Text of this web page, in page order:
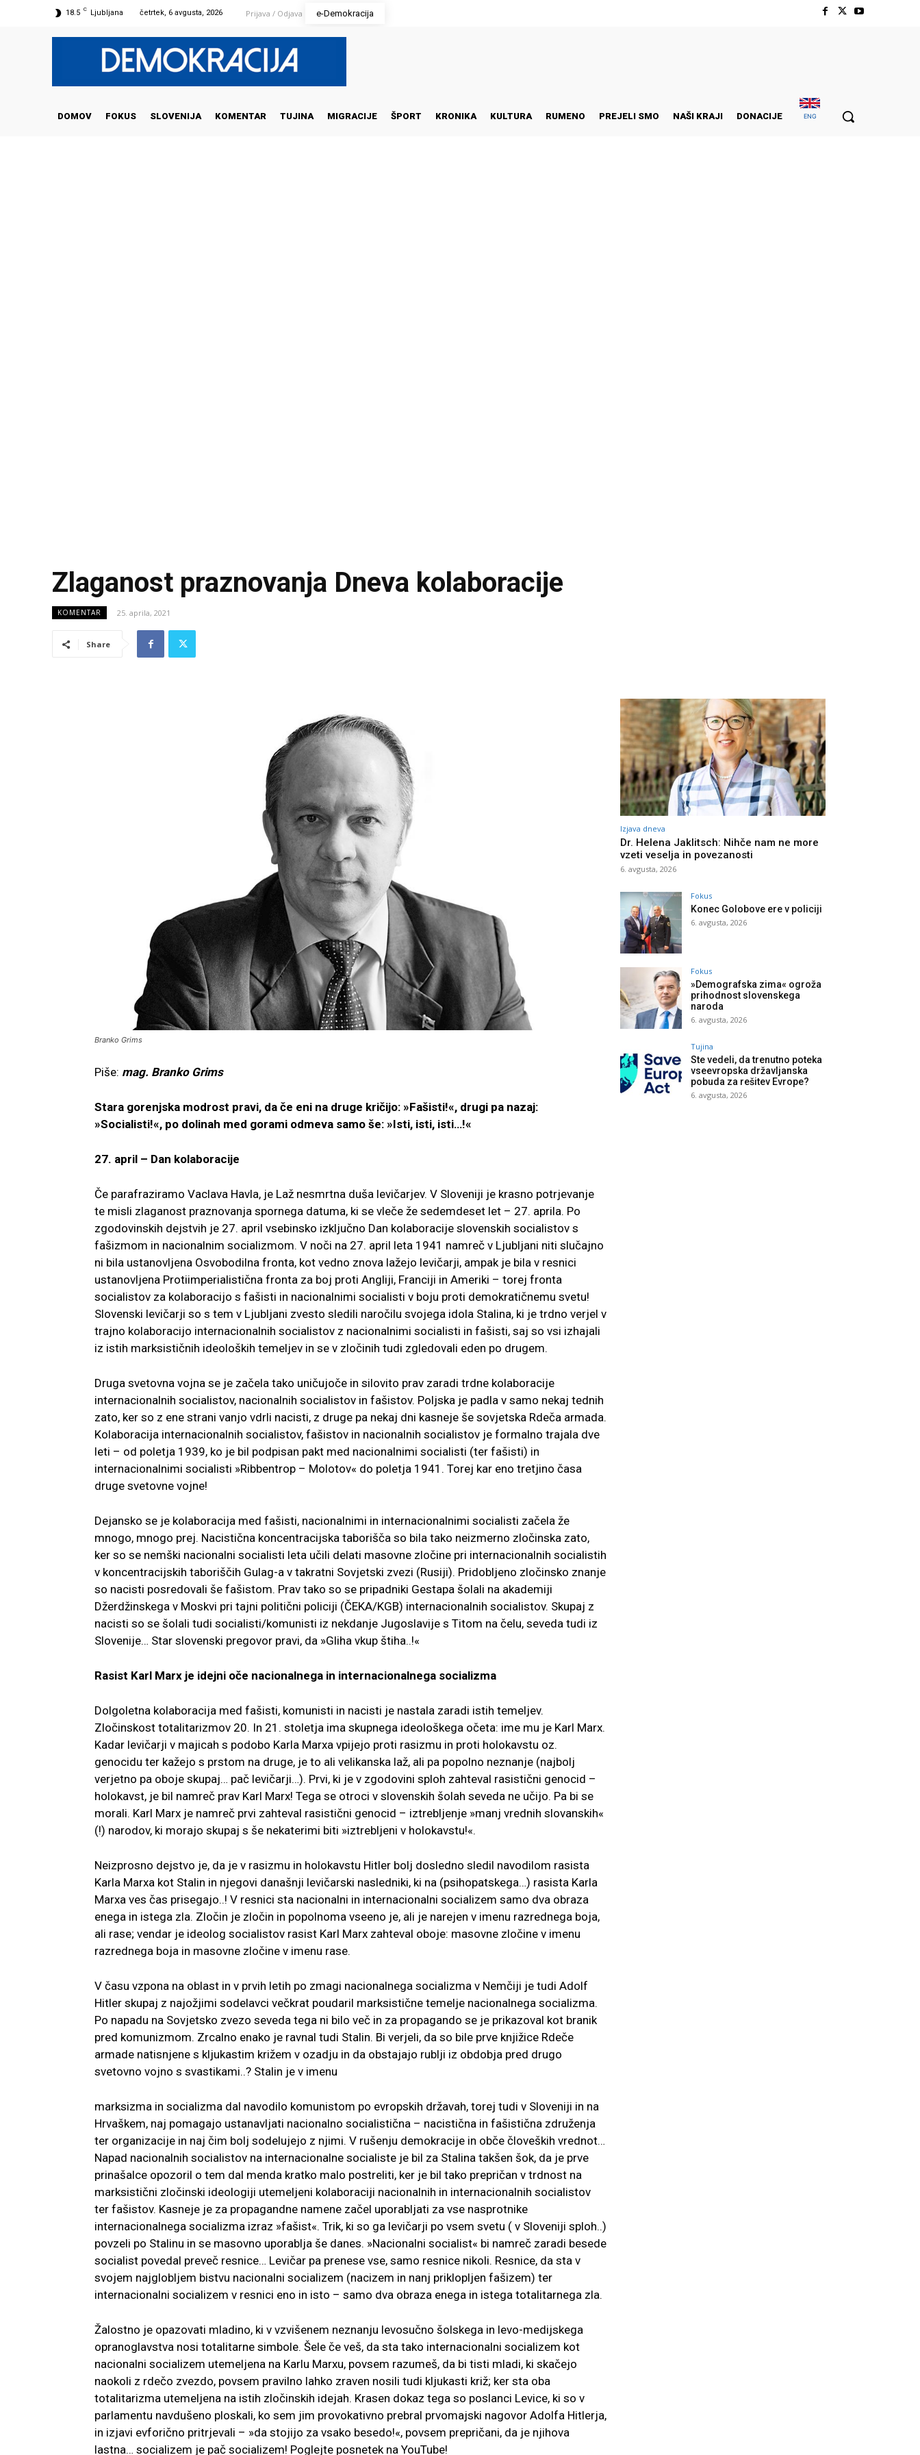
18.5 C Ljubljana četrtek, 6 avgusta, 2026 Prijava / Odjava e-Demokracija
DOMOV FOKUS SLOVENIJA KOMENTAR TUJINA MIGRACIJE ŠPORT KRONIKA KULTURA RUMENO PREJELI SMO NAŠI KRAJI DONACIJE ENG
Zlaganost praznovanja Dneva kolaboracije
KOMENTAR 25. aprila, 2021
Share
Branko Grims
Piše: mag. Branko Grims
Stara gorenjska modrost pravi, da če eni na druge kričijo: »Fašisti!«, drugi pa nazaj:
»Socialisti!«, po dolinah med gorami odmeva samo še: »Isti, isti, isti…!«
27. april – Dan kolaboracije
Če parafraziramo Vaclava Havla, je Laž nesmrtna duša levičarjev. V Sloveniji je krasno potrjevanje
te misli zlaganost praznovanja spornega datuma, ki se vleče že sedemdeset let – 27. aprila. Po
zgodovinskih dejstvih je 27. april vsebinsko izključno Dan kolaboracije slovenskih socialistov s
fašizmom in nacionalnim socializmom. V noči na 27. april leta 1941 namreč v Ljubljani niti slučajno
ni bila ustanovljena Osvobodilna fronta, kot vedno znova lažejo levičarji, ampak je bila v resnici
ustanovljena Protiimperialistična fronta za boj proti Angliji, Franciji in Ameriki – torej fronta
socialistov za kolaboracijo s fašisti in nacionalnimi socialisti v boju proti demokratičnemu svetu!
Slovenski levičarji so s tem v Ljubljani zvesto sledili naročilu svojega idola Stalina, ki je trdno verjel v
trajno kolaboracijo internacionalnih socialistov z nacionalnimi socialisti in fašisti, saj so vsi izhajali
iz istih marksističnih ideoloških temeljev in se v zločinih tudi zgledovali eden po drugem.
Druga svetovna vojna se je začela tako uničujoče in silovito prav zaradi trdne kolaboracije
internacionalnih socialistov, nacionalnih socialistov in fašistov. Poljska je padla v samo nekaj tednih
zato, ker so z ene strani vanjo vdrli nacisti, z druge pa nekaj dni kasneje še sovjetska Rdeča armada.
Kolaboracija internacionalnih socialistov, fašistov in nacionalnih socialistov je formalno trajala dve
leti – od poletja 1939, ko je bil podpisan pakt med nacionalnimi socialisti (ter fašisti) in
internacionalnimi socialisti »Ribbentrop – Molotov« do poletja 1941. Torej kar eno tretjino časa
druge svetovne vojne!
Dejansko se je kolaboracija med fašisti, nacionalnimi in internacionalnimi socialisti začela že
mnogo, mnogo prej. Nacistična koncentracijska taborišča so bila tako neizmerno zločinska zato,
ker so se nemški nacionalni socialisti leta učili delati masovne zločine pri internacionalnih socialistih
v koncentracijskih taboriščih Gulag-a v takratni Sovjetski zvezi (Rusiji). Pridobljeno zločinsko znanje
so nacisti posredovali še fašistom. Prav tako so se pripadniki Gestapa šolali na akademiji
Džerdžinskega v Moskvi pri tajni politični policiji (ČEKA/KGB) internacionalnih socialistov. Skupaj z
nacisti so se šolali tudi socialisti/komunisti iz nekdanje Jugoslavije s Titom na čelu, seveda tudi iz
Slovenije… Star slovenski pregovor pravi, da »Gliha vkup štiha..!«
Rasist Karl Marx je idejni oče nacionalnega in internacionalnega socializma
Dolgoletna kolaboracija med fašisti, komunisti in nacisti je nastala zaradi istih temeljev.
Zločinskost totalitarizmov 20. In 21. stoletja ima skupnega ideološkega očeta: ime mu je Karl Marx.
Kadar levičarji v majicah s podobo Karla Marxa vpijejo proti rasizmu in proti holokavstu oz.
genocidu ter kažejo s prstom na druge, je to ali velikanska laž, ali pa popolno neznanje (najbolj
verjetno pa oboje skupaj… pač levičarji…). Prvi, ki je v zgodovini sploh zahteval rasistični genocid –
holokavst, je bil namreč prav Karl Marx! Tega se otroci v slovenskih šolah seveda ne učijo. Pa bi se
morali. Karl Marx je namreč prvi zahteval rasistični genocid – iztrebljenje »manj vrednih slovanskih«
(!) narodov, ki morajo skupaj s še nekaterimi biti »iztrebljeni v holokavstu!«.
Neizprosno dejstvo je, da je v rasizmu in holokavstu Hitler bolj dosledno sledil navodilom rasista
Karla Marxa kot Stalin in njegovi današnji levičarski nasledniki, ki na (psihopatskega…) rasista Karla
Marxa ves čas prisegajo..! V resnici sta nacionalni in internacionalni socializem samo dva obraza
enega in istega zla. Zločin je zločin in popolnoma vseeno je, ali je narejen v imenu razrednega boja,
ali rase; vendar je ideolog socialistov rasist Karl Marx zahteval oboje: masovne zločine v imenu
razrednega boja in masovne zločine v imenu rase.
V času vzpona na oblast in v prvih letih po zmagi nacionalnega socializma v Nemčiji je tudi Adolf
Hitler skupaj z najožjimi sodelavci večkrat poudaril marksistične temelje nacionalnega socializma.
Po napadu na Sovjetsko zvezo seveda tega ni bilo več in za propagando se je prikazoval kot branik
pred komunizmom. Zrcalno enako je ravnal tudi Stalin. Bi verjeli, da so bile prve knjižice Rdeče
armade natisnjene s kljukastim križem v ozadju in da obstajajo rublji iz obdobja pred drugo
svetovno vojno s svastikami..? Stalin je v imenu
marksizma in socializma dal navodilo komunistom po evropskih državah, torej tudi v Sloveniji in na
Hrvaškem, naj pomagajo ustanavljati nacionalno socialistična – nacistična in fašistična združenja
ter organizacije in naj čim bolj sodelujejo z njimi. V rušenju demokracije in obče človeških vrednot…
Napad nacionalnih socialistov na internacionalne socialiste je bil za Stalina takšen šok, da je prve
prinašalce opozoril o tem dal menda kratko malo postreliti, ker je bil tako prepričan v trdnost na
marksistični zločinski ideologiji utemeljeni kolaboraciji nacionalnih in internacionalnih socialistov
ter fašistov. Kasneje je za propagandne namene začel uporabljati za vse nasprotnike
internacionalnega socializma izraz »fašist«. Trik, ki so ga levičarji po vsem svetu ( v Sloveniji sploh..)
povzeli po Stalinu in se masovno uporablja še danes. »Nacionalni socialist« bi namreč zaradi besede
socialist povedal preveč resnice… Levičar pa prenese vse, samo resnice nikoli. Resnice, da sta v
svojem najglobljem bistvu nacionalni socializem (nacizem in nanj priklopljen fašizem) ter
internacionalni socializem v resnici eno in isto – samo dva obraza enega in istega totalitarnega zla.
Žalostno je opazovati mladino, ki v vzvišenem neznanju levosučno šolskega in levo-medijskega
opranoglavstva nosi totalitarne simbole. Šele če veš, da sta tako internacionalni socializem kot
nacionalni socializem utemeljena na Karlu Marxu, povsem razumeš, da bi tisti mladi, ki skačejo
naokoli z rdečo zvezdo, povsem pravilno lahko zraven nosili tudi kljukasti križ; ker sta oba
totalitarizma utemeljena na istih zločinskih idejah. Krasen dokaz tega so poslanci Levice, ki so v
parlamentu navdušeno ploskali, ko sem jim provokativno prebral prvomajski nagovor Adolfa Hitlerja,
in izjavi evforično pritrjevali – »da stojijo za vsako besedo!«, povsem prepričani, da je njihova
lastna… socializem je pač socializem! Poglejte posnetek na YouTube!
Izjava dneva
Dr. Helena Jaklitsch: Nihče nam ne more
vzeti veselja in povezanosti
6. avgusta, 2026
Fokus
Konec Golobove ere v policiji
6. avgusta, 2026
Fokus
»Demografska zima« ogroža
prihodnost slovenskega
naroda
6. avgusta, 2026
Tujina
Ste vedeli, da trenutno poteka
vseevropska državljanska
pobuda za rešitev Evrope?
6. avgusta, 2026